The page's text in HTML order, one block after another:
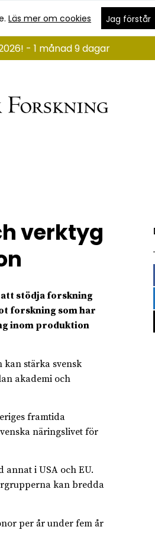
Läs mer om cookies Jag förstår
- 1 månad 9 dagar
verktyg
stödja forskning
forskning som har
inom produktion
stärka svensk
akademi och
framtida
näringslivet för
i USA och EU.
kan bredda
per år under fem år